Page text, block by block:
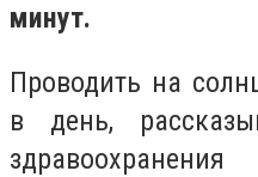
минут.
Проводить на
в день,